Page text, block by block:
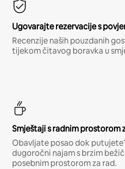
Ugovarajte rezervacije s
Recenzije naših pouzdanih
tijekom čitavog boravka u
Smještaji s radnim prostorom
Obavljate posao dok
dugoročni najam s brzim
posebnim prostorom za rad.